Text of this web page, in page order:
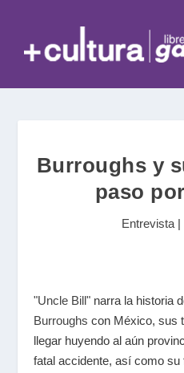
Burroughs y
paso
Entrevista |
"Uncle Bill" narra la historia
Burroughs con México, sus
llegar huyendo al aún
fatal accidente, así como